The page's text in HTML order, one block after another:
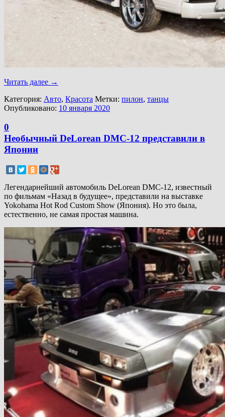
Читать далее →
Категория: Авто, Красота Метки: пилон, танцы
Опубликовано: 10 января 2020
0
Необычный DeLorean DMC-12 представили в
Японии
Легендарнейший автомобиль DeLorean DMC-12, известный
по фильмам «Назад в будущее», представили на выставке
Yokohama Hot Rod Custom Show (Япония). Но это была,
естественно, не самая простая машина.